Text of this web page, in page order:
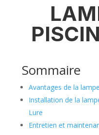
Sommaire
Avantages de la
Installation de la
Lure
Entretien et